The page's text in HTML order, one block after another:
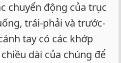
chuyển động của trục
trái-phải và trước-
tay có các khớp
dài của chúng để